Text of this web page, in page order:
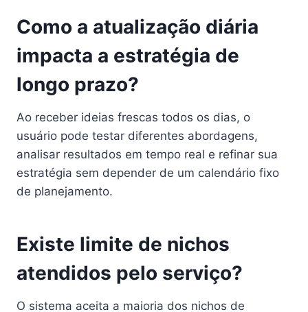
Como a atualização diária
impacta a estratégia de
longo prazo?
Ao receber ideias frescas todos os dias, o
usuário pode testar diferentes abordagens,
analisar resultados em tempo real e refinar sua
estratégia sem depender de um calendário fixo
de planejamento.
Existe limite de nichos
atendidos pelo serviço?
O sistema aceita a maioria dos nichos de